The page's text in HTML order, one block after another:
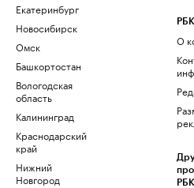
Екатеринбург
Новосибирск
Омск
Башкортостан
Вологодская
область
Калининград
Краснодарский
край
Нижний
Новгород
РБК
О
РБК